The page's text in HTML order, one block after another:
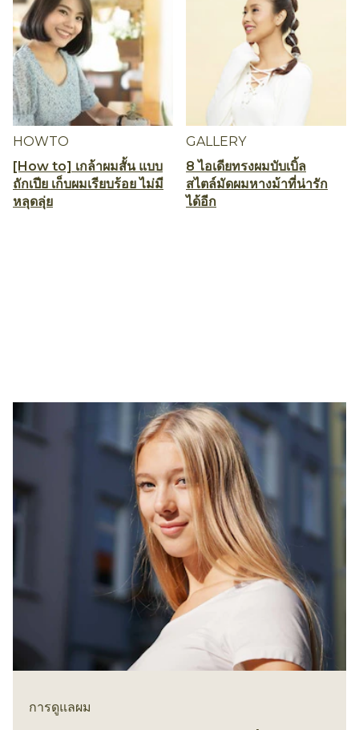
HOWTO
[How to] เกล้าผมสั้น แบบ
ถักเปีย เก็บผมเรียบร้อย ไม่มี
หลุดลุ่ย
GALLERY
8 ไอเดียทรงผมบับเบิ้ล
สไตล์มัดผมหางม้าที่น่ารัก
ได้อีก
การดูแลผม